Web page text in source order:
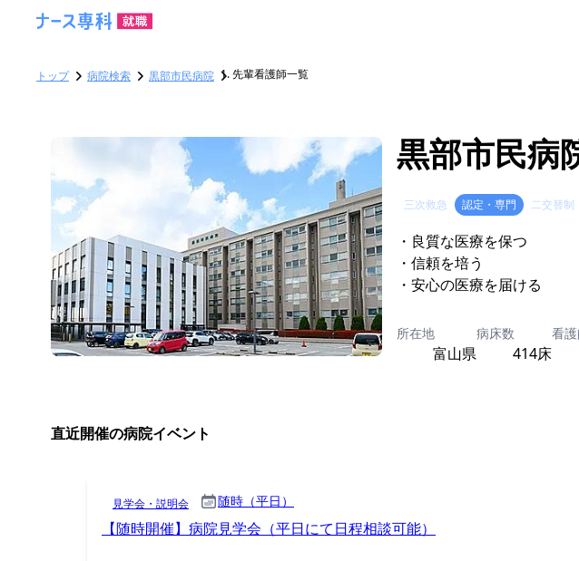
トップ 病院検索 黒部市民病院 先輩看護師一覧
黒部市民病
三次救急 認定・専門 二交替制
・良質な医療を保つ
・信頼を培う
所在地
富山県
病床数
414床
看
直近開催の病院イベント
見学会・説明会 随時（平日）
【随時開催】病院見学会（平日にて日程相談可能）